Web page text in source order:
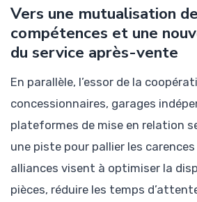
Vers une mutualisation
compétences et une
du service après-vente
En parallèle, l’essor de la
concessionnaires, garages
plateformes de mise en relation
une piste pour pallier les
alliances visent à optimiser la
pièces, réduire les temps